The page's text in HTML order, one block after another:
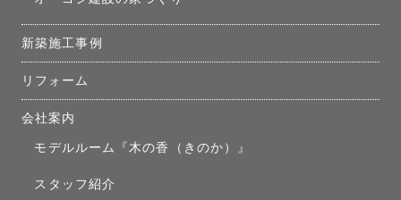
新築施工事例
リフォーム
会社案内
モデルルーム『木の香（きのか）』
スタッフ紹介